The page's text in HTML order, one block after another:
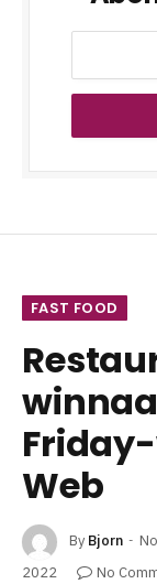
FAST FOOD
Friday-
Web
By Bjorn
2022
No